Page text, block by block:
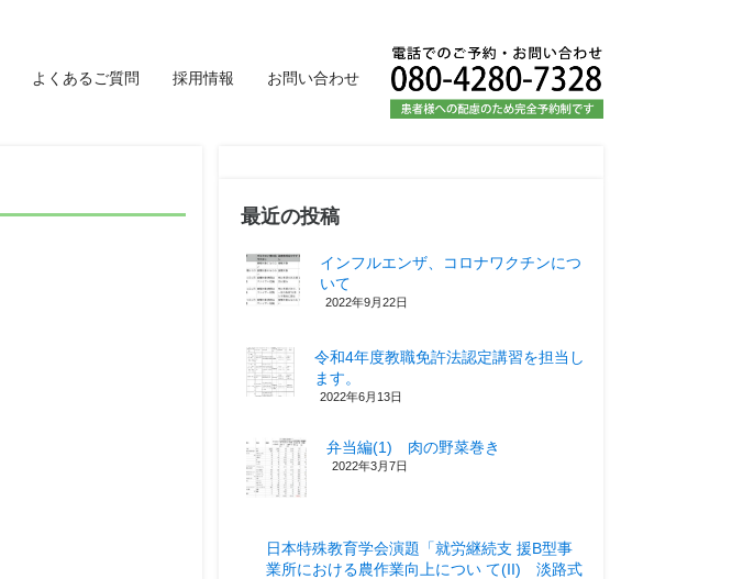
よくあるご質問 採用情報 お問い合わせ
最近の投稿
インフルエンザ、コロナワクチンにつ
いて
2022年9月22日
令和4年度教職免許法認定講習を担当し
ます。
2022年6月13日
弁当編(1) 肉の野菜巻き
2022年3月7日
日本特殊教育学会演題「就労継続支 援B型事
業所における農作業向上につい て(II) 淡路式